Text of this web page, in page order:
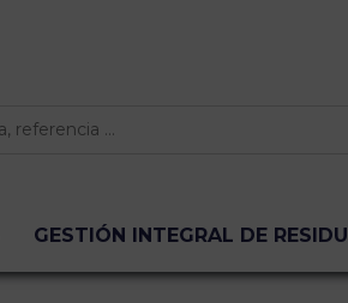
GESTIÓN INTEGRAL DE